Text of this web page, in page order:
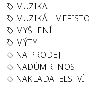
MUZIKA
MUZIKÁL MEFISTO
MYŠLENÍ
MÝTY
NA PRODEJ
NADÚMRTNOST
NAKLADATELSTVÍ